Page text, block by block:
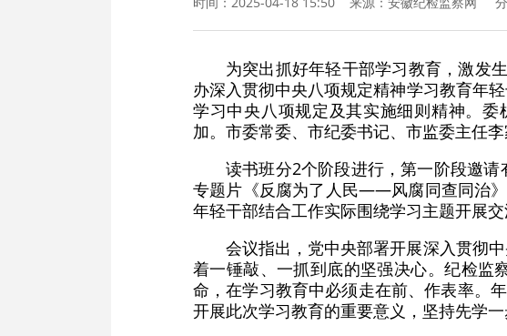
为突出抓好年轻干部学习教育，激发
办深入贯彻中央八项规定精神学习教育年
学习中央八项规定及其实施细则精神。
加。市委常委、市纪委书记、市监委主任李
读书班分2个阶段进行，第一阶段邀
专题片《反腐为了人民——风腐同查同治
年轻干部结合工作实际围绕学习主题开展交
会议指出，党中央部署开展深入贯彻
着一锤敲、一抓到底的坚强决心。纪检监
命，在学习教育中必须走在前、作表率。
开展此次学习教育的重要意义，坚持先学